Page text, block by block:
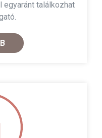
egyaránt találkozhat